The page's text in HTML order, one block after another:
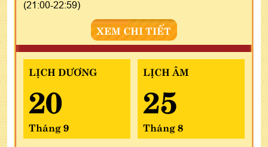
(21:00-22:59)
XEM CHI TIẾT
LỊCH DƯƠNG
20
Tháng 9
LỊCH ÂM
25
Tháng 8